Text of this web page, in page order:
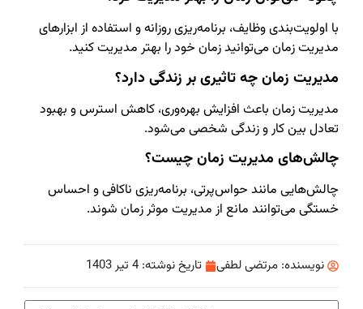
با اولویت‌بندی وظایف، برنامه‌ریزی روزانه و استفاده از ابزارهای
مدیریت زمان می‌توانید زمان خود را بهتر مدیریت کنید.
مدیریت زمان چه تاثیری بر زندگی دارد؟
مدیریت زمان باعث افزایش بهره‌وری، کاهش استرس و بهبود
تعادل بین کار و زندگی شخصی می‌شود.
چالش‌های مدیریت زمان چیست؟
چالش‌هایی مانند حواس‌پرتی، برنامه‌ریزی ناکافی و احساس
خستگی می‌توانند مانع از مدیریت موثر زمان شوند.
نویسنده: مرتضی لطفی تاریخ نوشته: 4 تیر 1403